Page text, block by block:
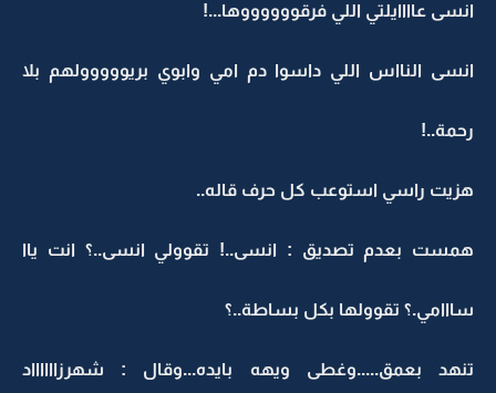
انسى عاااايلتي اللي فرقووووووها...!
انسى النااس اللي داسوا دم امي وابوي بريووووولهم بلا
رحمة..!
هزيت راسي استوعب كل حرف قاله..
همست بعدم تصديق : انسى..! تقوولي انسى..؟ انت ياا
سااامي.؟ تقوولها بكل بساطة..؟
تنهد بعمق.....وغطى ويهه بايده...وقال : شهرزااااااد